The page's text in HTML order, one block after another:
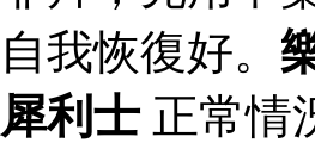
自我恢復好。
犀利士 正常情